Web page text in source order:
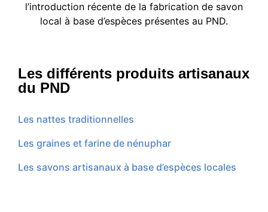
l’introduction récente de la fabrication de savon
local à base d’espèces présentes au PND.
Les différents produits artisanaux
du PND
Les nattes traditionnelles
Les graines et farine de nénuphar
Les savons artisanaux à base d’espèces locales